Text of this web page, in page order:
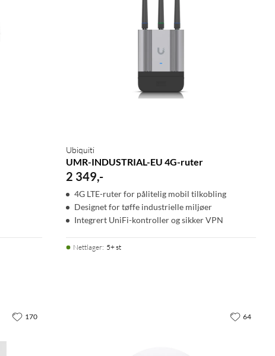
Ubiquiti
UMR-INDUSTRIAL-EU 4G-ruter
2 349,-
4G LTE-ruter for pålitelig mobil tilkobling
Designet for tøffe industrielle miljøer
Integrert UniFi-kontroller og sikker VPN
Nettlager: 5+ st
170 64